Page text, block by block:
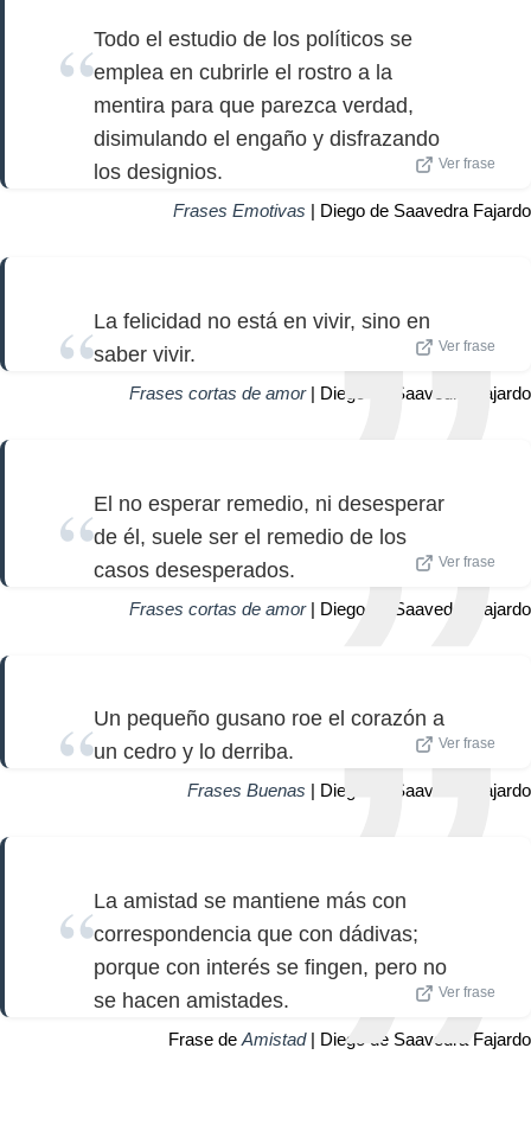
Todo el estudio de los políticos se
emplea en cubrirle el rostro a la
mentira para que parezca verdad,
disimulando el engaño y disfrazando
los designios.
Ver frase
Frases Emotivas | Diego de Saavedra Fajardo
La felicidad no está en vivir, sino en
saber vivir.
Ver frase
Frases cortas de amor| Diego de Saavedra Fajardo
El no esperar remedio, ni desesperar
de él, suele ser el remedio de los
casos desesperados.
Ver frase
Frases cortas de amor| Diego de Saavedra Fajardo
Un pequeño gusano roe el corazón a
un cedro y lo derriba.
Ver frase
Frases Buenas | Diego de Saavedra Fajardo
La amistad se mantiene más con
correspondencia que con dádivas;
porque con interés se fingen, pero no
se hacen amistades.
Ver frase
Frase de Amistad| Diego de Saavedra Fajardo